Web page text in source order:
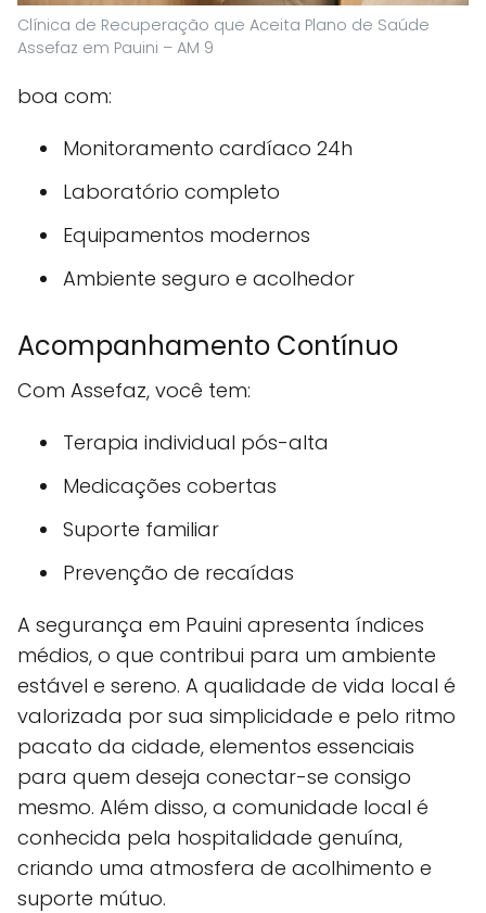
Clínica de Recuperação que Aceita Plano de Saúde
Assefaz em Pauini – AM 9
boa com:
Monitoramento cardíaco 24h
Laboratório completo
Equipamentos modernos
Ambiente seguro e acolhedor
Acompanhamento Contínuo
Com Assefaz, você tem:
Terapia individual pós-alta
Medicações cobertas
Suporte familiar
Prevenção de recaídas
A segurança em Pauini apresenta índices
médios, o que contribui para um ambiente
estável e sereno. A qualidade de vida local é
valorizada por sua simplicidade e pelo ritmo
pacato da cidade, elementos essenciais
para quem deseja conectar-se consigo
mesmo. Além disso, a comunidade local é
conhecida pela hospitalidade genuína,
criando uma atmosfera de acolhimento e
suporte mútuo.